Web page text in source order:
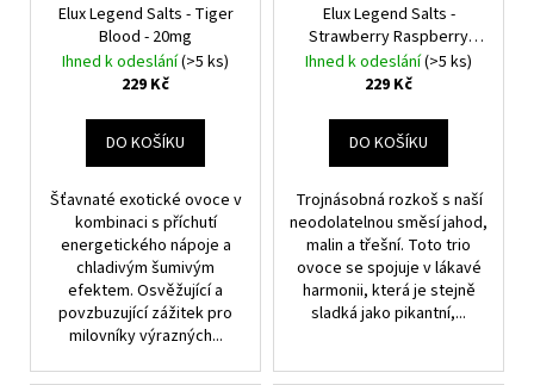
Elux Legend Salts - Tiger
Blood - 20mg
Ihned k odeslání(>5 ks)
229 Kč
DO KOŠÍKU
Šťavnaté exotické ovoce v
kombinaci s příchutí
energetického nápoje a
chladivým šumivým
efektem. Osvěžující a
povzbuzující zážitek pro
milovníky výrazných...
Elux Legend Salts -
Strawberry Raspberry
Cherry - 20mg
Ihned k odeslání(>5 ks)
229 Kč
DO KOŠÍKU
Trojnásobná rozkoš s naší
neodolatelnou směsí jahod,
malin a třešní. Toto trio
ovoce se spojuje v lákavé
harmonii, která je stejně
sladká jako pikantní,...